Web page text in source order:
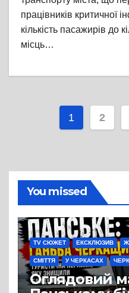
працівників критичної
кількість пасажирів до
місць…
1 2
You missed
TV СЮЖЕТ ЕКСКЛЮЗИВ
СМІТТЯ У ЧЕРКАСАХ
Оглядовий